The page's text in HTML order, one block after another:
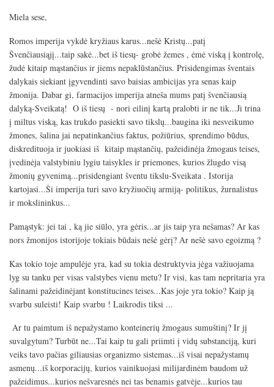
Miela sese,
Romos imperija vykdė kryžiaus karus...nešė Kristų...patį
Švenčiausiąjį...taip sakė...bet iš tiesų- grobė žemes , ėmė viską į kontrolę,
žudė kitaip mąstančius ir jiems nepaklūstančius. Prisidengimas šventais
dalykais siekiant įgyvendinti savo baisias ambicijas yra senas kaip
žmonija. Dabar gi, farmacijos imperija atneša mums patį švenčiausią
dalyką-Sveikatą! O iš tiesų - nori eilinį kartą pralobti ir ne tik...Ji trina
į miltus viską, kas trukdo pasiekti savo tikslų...baugina iki nesveikumo
žmones, šalina jai nepatinkančius faktus, požiūrius, sprendimo būdus,
diskredituoja ir juokiasi iš kitaip mąstančių, pažeidinėja žmogaus teises,
įvedinėja valstybiniu lygiu taisykles ir priemones, kurios žlugdo visą
žmonių gyvenimą...prisidengiant šventu tikslu-Sveikata . Istorija
kartojasi...Ši imperija turi savo kryžiuočių armiją- politikus, žurnalistus
ir mokslininkus...
Pamąstyk: jei tai , ką jie siūlo, yra gėris...ar jis taip yra nešamas? Ar kas
nors žmonijos istorijoje tokiais būdais nešė gėrį? Ar nešė savo egoizmą ?
Kas tokio toje ampulėje yra, kad su tokia destruktyvia jėga važiuojama
lyg su tanku per visas valstybes vienu metu? Ir visi, kas tam nepritaria yra
šalinami pažeidinėjant konstitucines teises...Kas joje yra tokio? Kaip ją
svarbu suleisti! Kaip svarbu ! Laikrodis tiksi ...
Ar tu paimtum iš nepažystamo konteinerių žmogaus sumuštinį? Ir jį
suvalgytum? Turbūt ne...Tai kaip tu gali priimti į vidų substanciją, kuri
veiks tavo pačias giliausias organizmo sistemas...iš visai nepažystamų
asmenų...iš korporacijų, kurios vainikuojasi milijardinėm baudom už
pažeidimus...kurios nešvaresnės nei tas benamis gatvėje...kurios tau